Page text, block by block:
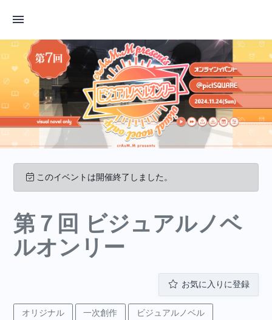
このイベントは開催終了しました。
第７回 ビジュアルノベ
ルオンリー
お気に入りに登録
オリジナル 一次創作
ビジュアルノベル